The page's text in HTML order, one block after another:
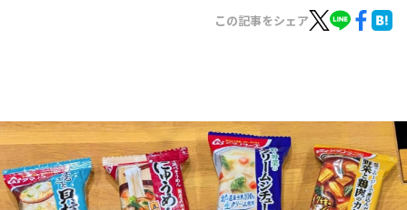
お知らせ
イベント・グッズ
YouTube
会社情報
この記事をシェア